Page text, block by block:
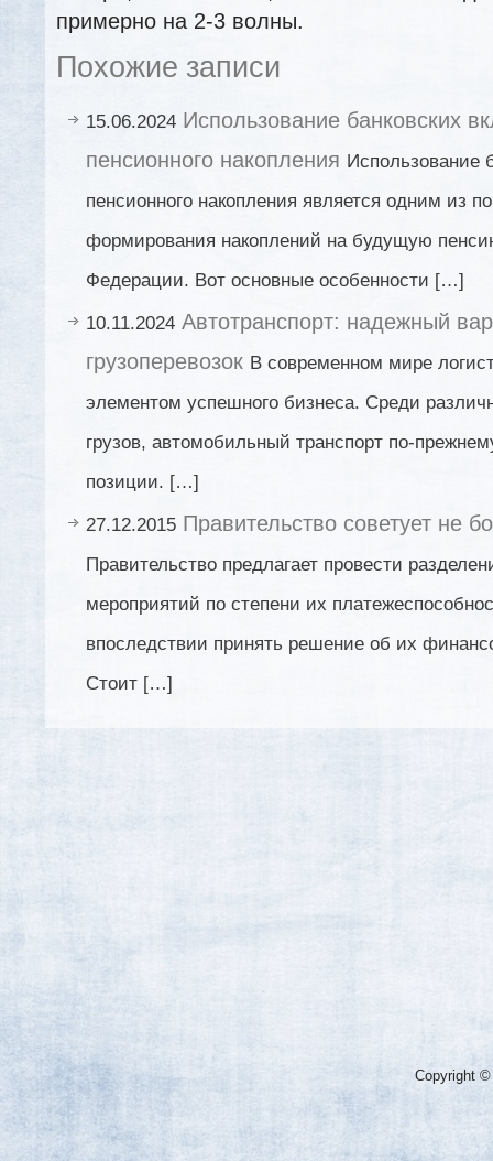
примерно на 2-3 волны.
Похожие записи
15.06.2024 Использование банковских
пенсионного накопления Использование
пенсионного накопления является одним из
формирования накоплений на будущую
Федерации. Вот основные особенности […]
10.11.2024 Автотранспорт: надежный
грузоперевозок В современном мире
элементом успешного бизнеса. Среди
грузов, автомобильный транспорт по-
позиции. […]
27.12.2015 Правительство советует не
Правительство предлагает провести
мероприятий по степени их
впоследствии принять решение об их
Стоит […]
Copyright ©